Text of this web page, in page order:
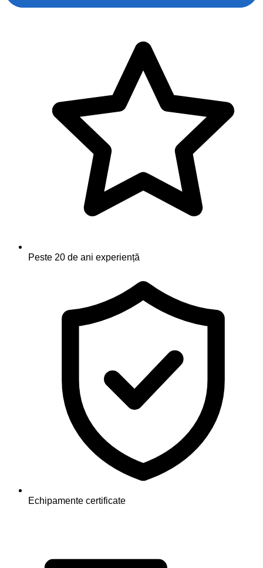
Peste 20 de ani experiență
Echipamente certificate